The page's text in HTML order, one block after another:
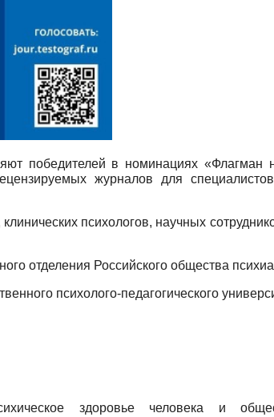
победителей в номинациях «Флагман
журналов для
психологов, научных
отделения Российского общества
психолого-педагогического
здоровье человека и